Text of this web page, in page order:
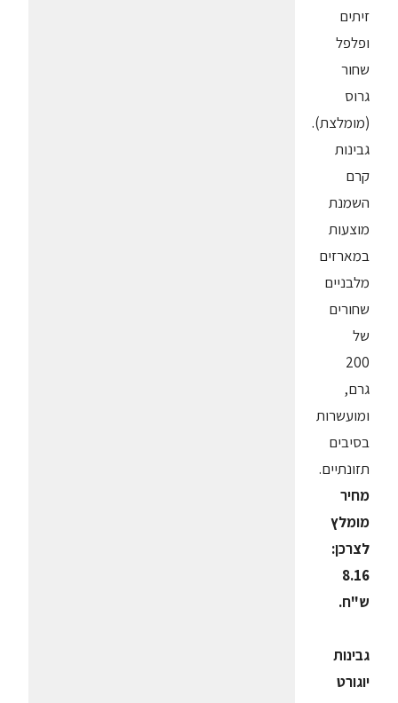
זיתים
ופלפל
שחור
גרוס
(מומלצת).
גבינות
קרם
השמנת
מוצעות
במארזים
מלבניים
שחורים
של
200
גרם,
ומועשרות
בסיבים
תזונתיים.
מחיר
מומלץ
לצרכן:
8.16
ש"ח.
גבינות
יוגורט